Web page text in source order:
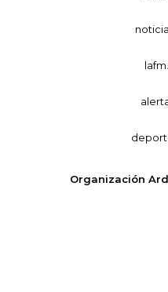
Organización